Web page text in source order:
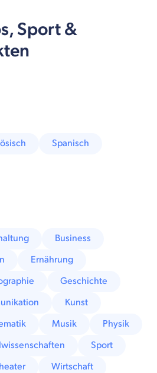
Sport &
Spanisch
Business
Ernährung
Geschichte
Kunst
Musik
Physik
Sport
Wirtschaft